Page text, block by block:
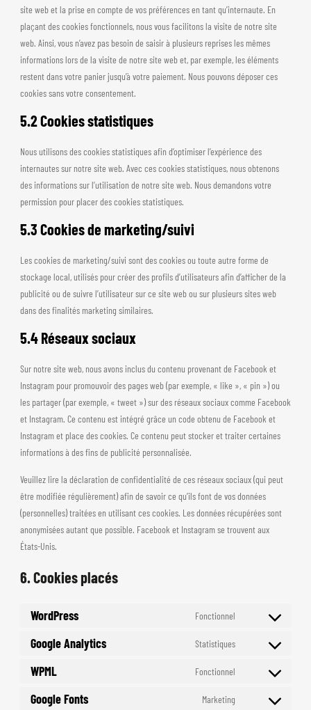
site web et la prise en compte de vos préférences en tant qu’internaute. En
plaçant des cookies fonctionnels, nous vous facilitons la visite de notre site
web. Ainsi, vous n’avez pas besoin de saisir à plusieurs reprises les mêmes
informations lors de la visite de notre site web et, par exemple, les éléments
restent dans votre panier jusqu’à votre paiement. Nous pouvons déposer ces
cookies sans votre consentement.
5.2 Cookies statistiques
Nous utilisons des cookies statistiques afin d’optimiser l’expérience des
internautes sur notre site web. Avec ces cookies statistiques, nous obtenons
des informations sur l’utilisation de notre site web. Nous demandons votre
permission pour placer des cookies statistiques.
5.3 Cookies de marketing/suivi
Les cookies de marketing/suivi sont des cookies ou toute autre forme de
stockage local, utilisés pour créer des profils d’utilisateurs afin d’afficher de la
publicité ou de suivre l’utilisateur sur ce site web ou sur plusieurs sites web
dans des finalités marketing similaires.
5.4 Réseaux sociaux
Sur notre site web, nous avons inclus du contenu provenant de Facebook et
Instagram pour promouvoir des pages web (par exemple, « like », « pin ») ou
les partager (par exemple, « tweet ») sur des réseaux sociaux comme Facebook
et Instagram. Ce contenu est intégré grâce un code obtenu de Facebook et
Instagram et place des cookies. Ce contenu peut stocker et traiter certaines
informations à des fins de publicité personnalisée.
Veuillez lire la déclaration de confidentialité de ces réseaux sociaux (qui peut
être modifiée régulièrement) afin de savoir ce qu’ils font de vos données
(personnelles) traitées en utilisant ces cookies. Les données récupérées sont
anonymisées autant que possible. Facebook et Instagram se trouvent aux
États-Unis.
6. Cookies placés
WordPress Fonctionnel
Consent
wordpress
Google Analytics Statistiques
Consent
google-
WPML Fonctionnel
Consent
Google Fonts Marketing Consent